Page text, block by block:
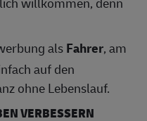
alsFahrer, am
auf den
ohne Lebenslauf.
VERBESSERN